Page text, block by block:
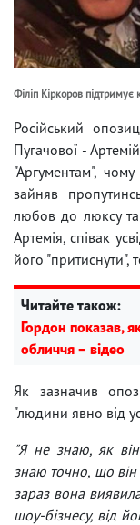
Філіп Кіркоров
Російський
Пугачової -
"Аргументам",
зайняв
любов до люксу
Артемія, співак
його "притиснути",
Читайте також:
Гордон показав,
обличчя – відео
Як зазначив
"людини явно від
"Я не знаю, як
знаю точно, що він
зараз вона
шоу-бізнесу, від